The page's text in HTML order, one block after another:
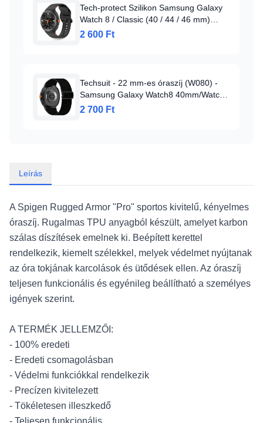
Tech-protect Szilikon Samsung Galaxy
Watch 8 / Classic (40 / 44 / 46 mm)
Fekete
2 600 Ft
Techsuit - 22 mm-es óraszíj (W080) -
Samsung Galaxy Watch8 40mm/Watch8
44mm/Watch8 Classic/Ultra 2 - Fekete
2 700 Ft
Leírás
A Spigen Rugged Armor "Pro" sportos kivitelű, kényelmes
óraszíj. Rugalmas TPU anyagból készült, amelyet karbon
szálas díszítések emelnek ki. Beépített kerettel
rendelkezik, kiemelt szélekkel, melyek védelmet nyújtanak
az óra tokjának karcolások és ütődések ellen. Az óraszíj
teljesen funkcionális és egyénileg beállítható a személyes
igények szerint.
A TERMÉK JELLEMZŐI:
- 100% eredeti
- Eredeti csomagolásban
- Védelmi funkciókkal rendelkezik
- Precízen kivitelezett
- Tökéletesen illeszkedő
- Teljesen funkcionális